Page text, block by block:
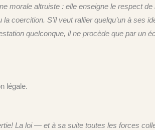
morale altruiste : elle enseigne le respect de
coercition. S’il veut rallier quelqu’un à ses
quelconque, il ne procède que par un
légale.
La loi — et à sa suite toutes les forces